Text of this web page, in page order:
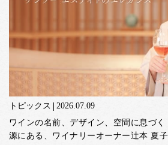
トピックス
2026.07.09
ワインの名前、デザイン、空間に息づ
源にある、ワイナリーオーナー辻本 夏